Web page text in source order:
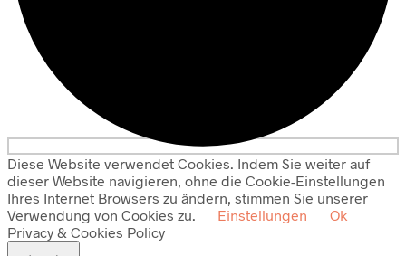
Diese Website verwendet Cookies. Indem Sie weiter auf
dieser Website navigieren, ohne die Cookie-Einstellungen
Ihres Internet Browsers zu ändern, stimmen Sie unserer
Verwendung von Cookies zu.
Einstellungen
Ok
Privacy & Cookies Policy